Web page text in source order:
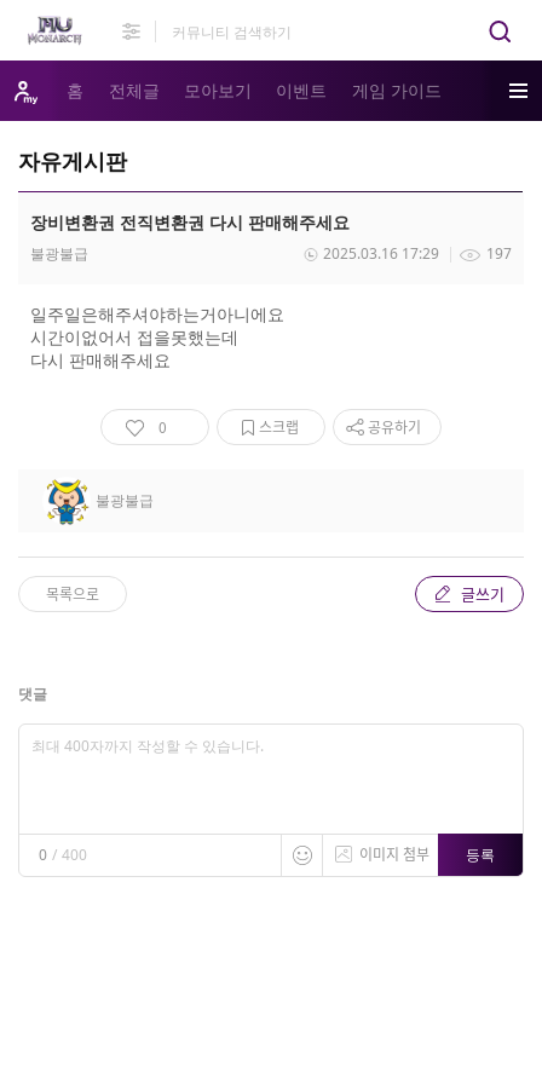
홈 전체글 모아보기 이벤트 게임 가이드
자유게시판
장비변환권 전직변환권 다시 판매해주세요
불광불급 197
2025.03.16 17:29
일주일은해주셔야하는거아니에요
시간이없어서 접을못했는데
다시 판매해주세요
0 스크랩 공유하기
불광불급
목록으로 글쓰기
댓글
0 / 400 이미지 첨부 등록